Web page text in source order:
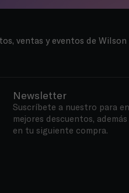
ventas y eventos de Wilson
Newsletter
Suscríbete a nuestro para
mejores descuentos,
en tu siguiente compra.